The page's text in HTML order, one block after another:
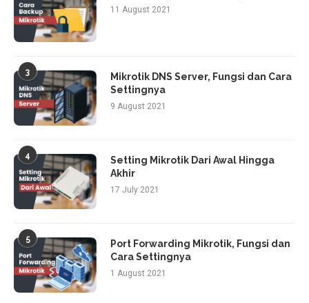
11 August 2021
3
Mikrotik DNS Server, Fungsi dan Cara
Settingnya
9 August 2021
4
Setting Mikrotik Dari Awal Hingga
Akhir
17 July 2021
5
Port Forwarding Mikrotik, Fungsi dan
Cara Settingnya
1 August 2021